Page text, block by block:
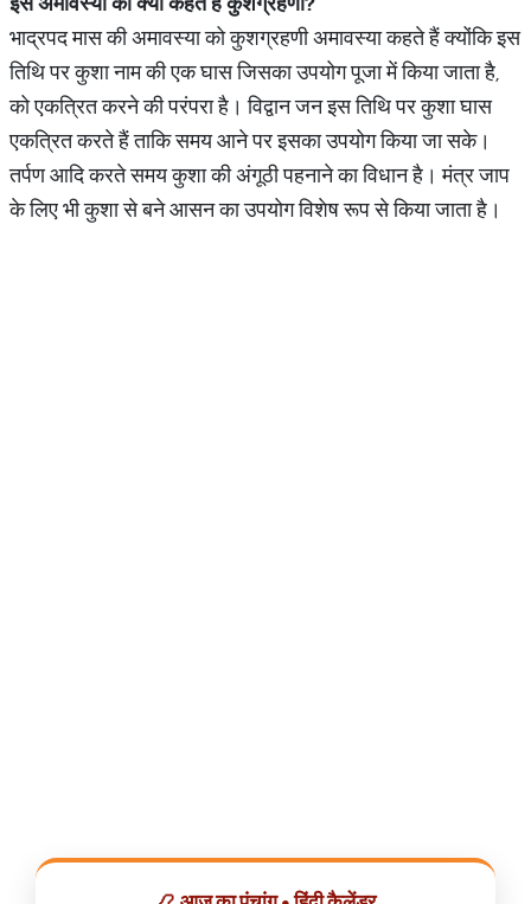
भाद्रपद मास की अमावस्या को कुशग्रहणी अमावस्या कहते हैं क्योंकि इस
तिथि पर कुशा नाम की एक घास जिसका उपयोग पूजा में किया जाता है,
को एकत्रित करने की परंपरा है। विद्वान जन इस तिथि पर कुशा घास
एकत्रित करते हैं ताकि समय आने पर इसका उपयोग किया जा सके।
तर्पण आदि करते समय कुशा की अंगूठी पहनाने का विधान है। मंत्र जाप
के लिए भी कुशा से बने आसन का उपयोग विशेष रूप से किया जाता है।